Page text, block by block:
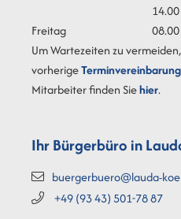
Freitag
Um Wartezeiten zu
vorherigeTerminvereinbarung
Mitarbeiter finden Siehier.
Ihr Bürgerbüro in
buergerbuero@lauda-
+49 (9343) 501-7887